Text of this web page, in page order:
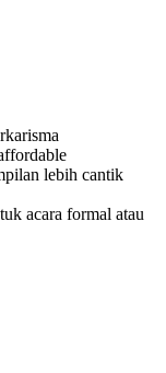
lebih cantik
acara formal atau